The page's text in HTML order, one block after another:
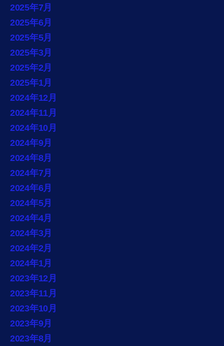
2025年7月
2025年6月
2025年5月
2025年3月
2025年2月
2025年1月
2024年12月
2024年11月
2024年10月
2024年9月
2024年8月
2024年7月
2024年6月
2024年5月
2024年4月
2024年3月
2024年2月
2024年1月
2023年12月
2023年11月
2023年10月
2023年9月
2023年8月